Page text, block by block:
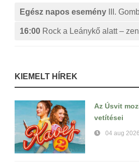
Egész napos esemény
III.
16:00 Rock a Leánykő alatt –
KIEMELT HÍREK
Az Úsvit
vetítései
04 aug 2026